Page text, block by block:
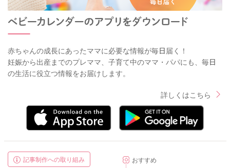
赤ちゃんの成長にあったママに必要な情報が毎日届く！
妊娠から出産までのプレママ、子育て中のママ・パパにも、毎日
の生活に役立つ情報をお届けします。
詳しくはこちら
記事制作への取り組み
おすすめ